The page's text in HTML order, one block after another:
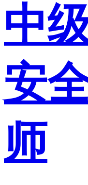
中
安
师